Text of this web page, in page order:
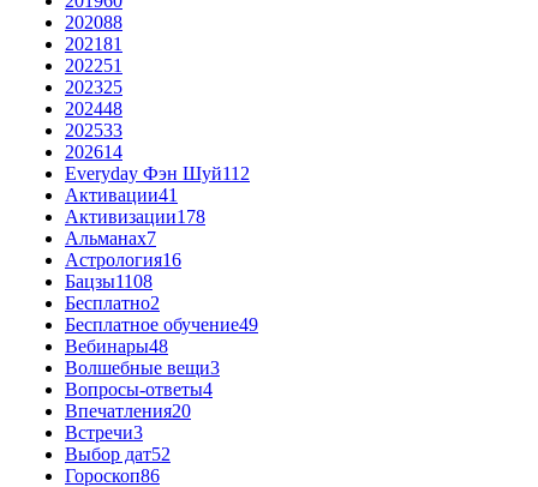
202088
202181
202251
202325
202448
202533
202614
Everyday Фэн Шуй112
Активации41
Активизации178
Альманах7
Астрология16
Бацзы1108
Бесплатно2
Бесплатное обучение49
Вебинары48
Волшебные вещи3
Вопросы-ответы4
Впечатления20
Встречи3
Выбор дат52
Гороскоп86